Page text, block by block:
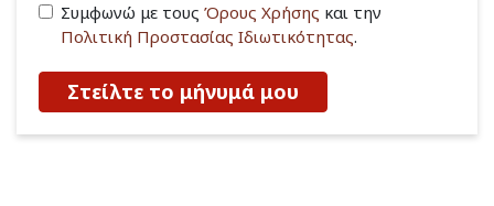
Συμφωνώ με τους Όρους Χρήσης και την
Πολιτική Προστασίας Ιδιωτικότητας.
Στείλτε το μήνυμά μου